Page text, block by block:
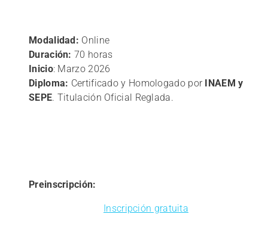
Modalidad: Online
Duración: 70 horas
Inicio: Marzo 2026
Diploma: Certificado y Homologado por
INAEM y
SEPE. Titulación Oficial Reglada.
Preinscripción:
Inscripción gratuita